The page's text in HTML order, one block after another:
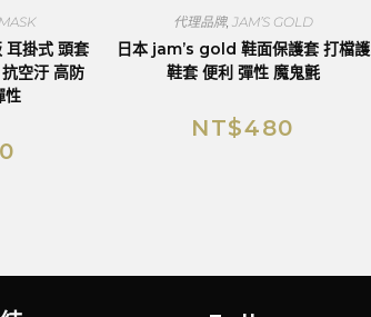
掛式 頭套
空汙 高防
性
代理品牌, JAM’S GOLD
日本 jam’s gold 鞋面保護套 打檔護
鞋套 便利 彈性 魔鬼氈
NT$480